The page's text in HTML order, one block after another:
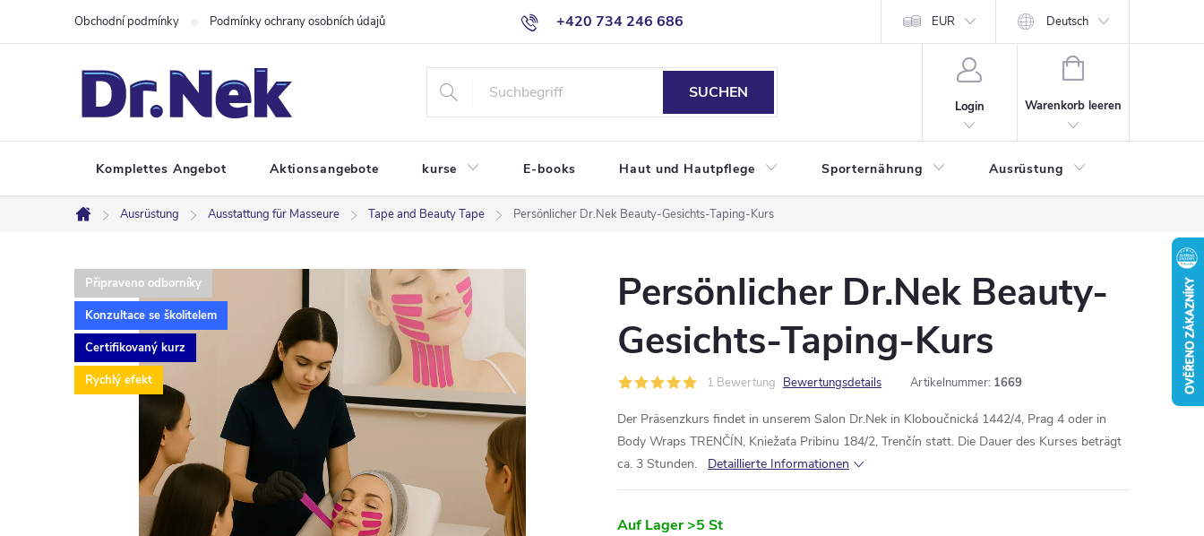
+420 734 246 686
Obchodní podmínky Podmínky ochrany osobních údajů EUR Deutsch
SUCHEN
Login
WARENKORB
Warenkorb leeren
Komplettes Angebot Aktionsangebote kurse E-books Haut und Hautpflege Sporternährung Ausrüstung
Startseite
Ausrüstung Ausstattung für Masseure Tape and Beauty Tape Persönlicher Dr.Nek Beauty-Gesichts-Taping-Kurs
Připraveno odborníky
Konzultace se školitelem
Certifikovaný kurz
Rychlý efekt
Persönlicher Dr.Nek Beauty-
Gesichts-Taping-Kurs
1 Bewertung Bewertungsdetails Artikelnummer: 1669
Der Präsenzkurs findet in unserem Salon Dr.Nek in Kloboučnická 1442/4, Prag 4 oder in
Body Wraps TRENČÍN, Kniežaťa Pribinu 184/2, Trenčín statt. Die Dauer des Kurses beträgt
ca. 3 Stunden. Detaillierte Informationen
Auf Lager>5 St